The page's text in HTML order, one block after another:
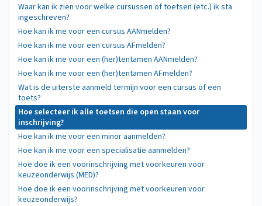
Waar kan ik zien voor welke cursussen of toetsen (etc.) ik sta
ingeschreven?
Hoe kan ik me voor een cursus AANmelden?
Hoe kan ik me voor een cursus AFmelden?
Hoe kan ik me voor een (her)tentamen AANmelden?
Hoe kan ik me voor een (her)tentamen AFmelden?
Wat is de uiterste aanmeld termijn voor een cursus of een
toets?
Hoe selecteer ik alle toetsen die open staan voor
inschrijving?
Hoe kan ik me voor een minor aanmelden?
Hoe kan ik me voor een specialisatie aanmelden?
Hoe doe ik een voorinschrijving met voorkeuren voor
keuzeonderwijs (MED)?
Hoe doe ik een voorinschrijving met voorkeuren voor
keuzeonderwijs?